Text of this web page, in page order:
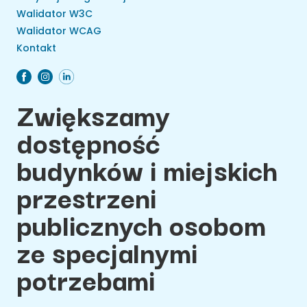
Walidator W3C
Walidator WCAG
Kontakt
Zwiększamy
dostępność
budynków i miejskich
przestrzeni
publicznych osobom
ze specjalnymi
potrzebami